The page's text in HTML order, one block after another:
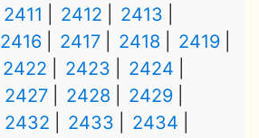
2411 2412
2413
2416 2417 2418
2419
2422 2423
2424
2427 2428
2429
2432 2433
2434